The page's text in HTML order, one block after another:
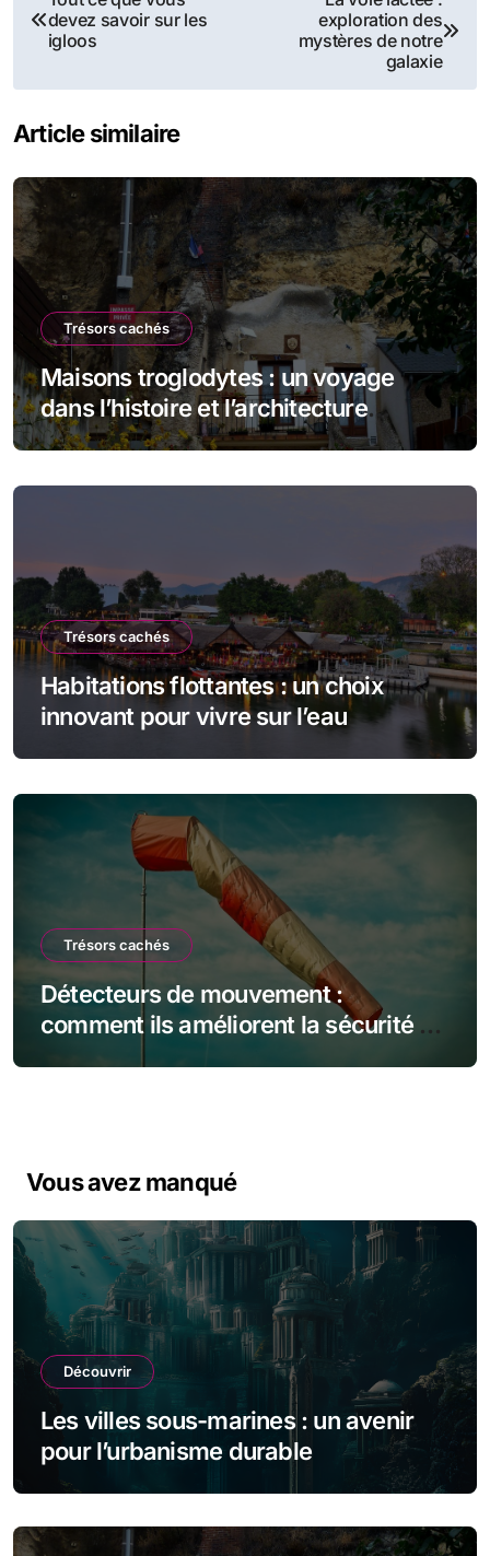
de
l’article
devez savoir sur les
igloos
exploration des
mystères de notre
galaxie
Article similaire
Trésors cachés
Maisons troglodytes : un voyage
dans l’histoire et l’architecture
souterraine
Trésors cachés
Habitations flottantes : un choix
innovant pour vivre sur l’eau
Trésors cachés
Détecteurs de mouvement :
comment ils améliorent la sécurité de
Vous avez manqué
Découvrir
Les villes sous-marines : un avenir
pour l’urbanisme durable